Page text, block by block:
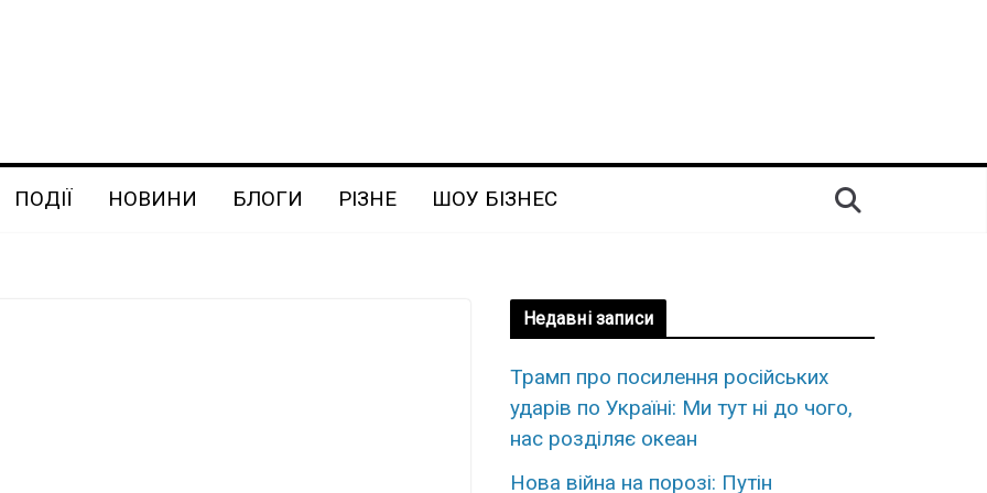
ПОДІЇ НОВИНИ БЛОГИ РІЗНЕ ШОУ БІЗНЕС
Недавні записи
Трамп про посилення російських
ударів по Україні: Ми тут ні до чого,
нас розділяє океан
Нова війна на порозі: Путін